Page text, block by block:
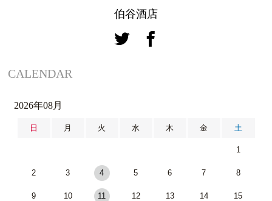
伯谷酒店
CALENDAR
2026年08月
日 月 火 水 木 金 土
1
2 3 4 5 6 7 8
9 10 11 12 13 14 15